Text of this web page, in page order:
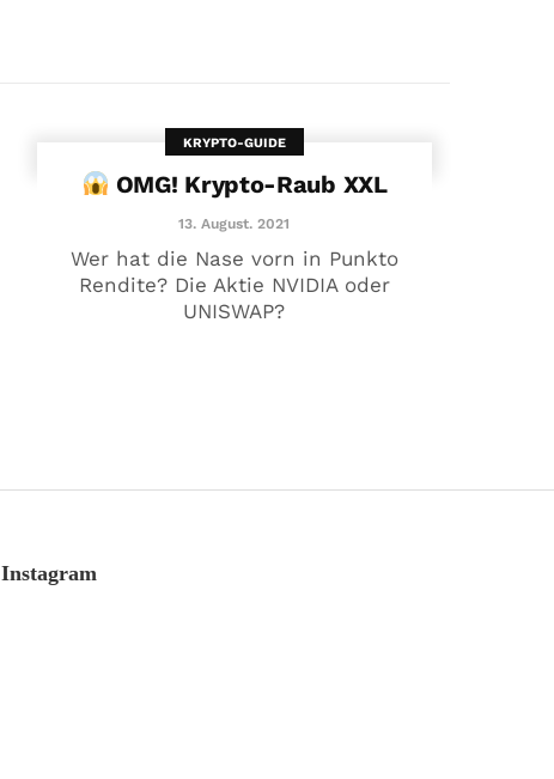
KRYPTO-GUIDE
OMG! Krypto-Raub XXL
13. August. 2021
Wer hat die Nase vorn in Punkto
Rendite? Die Aktie NVIDIA oder
UNISWAP?
Instagram